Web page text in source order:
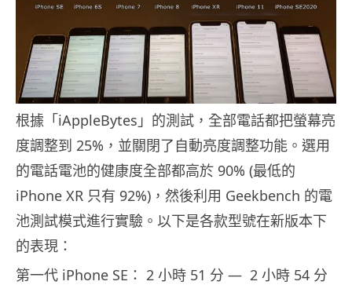
根據「iAppleBytes」的測試，全部電話都把螢幕亮
度調整到 25%，並關閉了自動亮度調整功能。選用
的電話電池的健康度全部都高於 90% (最低的
iPhone XR 只有 92%)，然後利用 Geekbench 的電
池測試模式進行實驗。以下是各款型號在新版本下
的表現：
第一代 iPhone SE： 2 小時 51 分 — 2 小時 54 分